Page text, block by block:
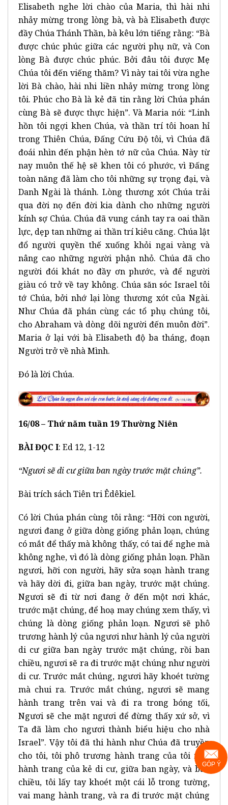
Elisabeth nghe lời chào của Maria, thì hài nhi
nhảy mừng trong lòng bà, và bà Elisabeth được
đầy Chúa Thánh Thần, bà kêu lớn tiếng rằng: “Bà
được chúc phúc giữa các người phụ nữ, và Con
lòng Bà được chúc phúc. Bởi đâu tôi được Mẹ
Chúa tôi đến viếng thăm? Vì này tai tôi vừa nghe
lời Bà chào, hài nhi liền nhảy mừng trong lòng
tôi. Phúc cho Bà là kẻ đã tin rằng lời Chúa phán
cùng Bà sẽ được thực hiện”. Và Maria nói: “Linh
hồn tôi ngợi khen Chúa, và thần trí tôi hoan hỉ
trong Thiên Chúa, Đấng Cứu Độ tôi, vì Chúa đã
đoái nhìn đến phận hèn tớ nữ của Chúa. Này từ
nay muôn thế hệ sẽ khen tôi có phước, vì Đấng
toàn năng đã làm cho tôi những sự trọng đại, và
Danh Ngài là thánh. Lòng thương xót Chúa trải
qua đời nọ đến đời kia dành cho những người
kính sợ Chúa. Chúa đã vung cánh tay ra oai thần
lực, dẹp tan những ai thần trí kiêu căng. Chúa lật
đổ người quyền thế xuống khỏi ngai vàng và
nâng cao những người phận nhỏ. Chúa đã cho
người đói khát no đầy ơn phước, và để người
giàu có trở về tay không. Chúa săn sóc Israel tôi
tớ Chúa, bởi nhớ lại lòng thương xót của Ngài.
Như Chúa đã phán cùng các tổ phụ chúng tôi,
cho Abraham và dòng dõi người đến muôn đời”.
Maria ở lại với bà Elisabeth độ ba tháng, đoạn
Người trở về nhà Mình.
Đó là lời Chúa.
16/08 – Thứ năm tuần 19 Thường Niên
BÀI ĐỌC I: Ed 12, 1-12
“Ngươi sẽ di cư giữa ban ngày trước mặt chúng”.
Bài trích sách Tiên tri Êdêkiel.
Có lời Chúa phán cùng tôi rằng: “Hỡi con người,
ngươi đang ở giữa dòng giống phản loạn, chúng
có mắt để thấy mà không thấy, có tai để nghe mà
không nghe, vì đó là dòng giống phản loạn. Phần
ngươi, hỡi con người, hãy sửa soạn hành trang
và hãy dời đi, giữa ban ngày, trước mặt chúng.
Ngươi sẽ đi từ nơi đang ở đến một nơi khác,
trước mặt chúng, để hoạ may chúng xem thấy, vì
chúng là dòng giống phản loạn. Ngươi sẽ phô
trương hành lý của ngươi như hành lý của người
di cư giữa ban ngày trước mặt chúng, rồi ban
chiều, ngươi sẽ ra đi trước mặt chúng như người
di cư. Trước mắt chúng, ngươi hãy khoét tường
mà chui ra. Trước mắt chúng, ngươi sẽ mang
hành trang trên vai và đi ra trong bóng tối,
Ngươi sẽ che mặt ngươi để đừng thấy xứ sở, vì
Ta đã làm cho ngươi thành biểu hiệu cho nhà
Israel”. Vậy tôi đã thi hành như Chúa đã truyền
cho tôi, tôi phô trương hành trang của tôi như
hành trang của kẻ di cư, giữa ban ngày, và ban
chiều, tôi lấy tay khoét một cái lỗ trong tường,
vai mang hành trang, và ra đi trước mặt chúng
GÓP Ý